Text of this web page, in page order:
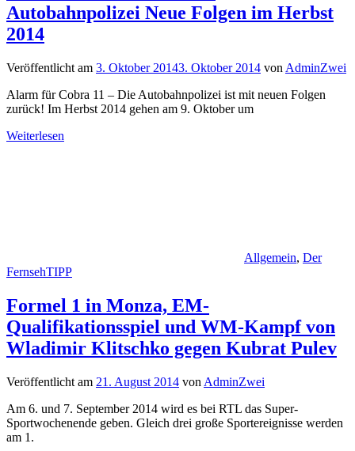
Autobahnpolizei Neue Folgen im Herbst
2014
Veröffentlicht am 3. Oktober 20143. Oktober 2014 von AdminZwei
Alarm für Cobra 11 – Die Autobahnpolizei ist mit neuen Folgen
zurück! Im Herbst 2014 gehen am 9. Oktober um
Weiterlesen
Allgemein, Der
FernsehTIPP
Formel 1 in Monza, EM-
Qualifikationsspiel und WM-Kampf von
Wladimir Klitschko gegen Kubrat Pulev
Veröffentlicht am 21. August 2014 von AdminZwei
Am 6. und 7. September 2014 wird es bei RTL das Super-
Sportwochenende geben. Gleich drei große Sportereignisse werden
am 1.